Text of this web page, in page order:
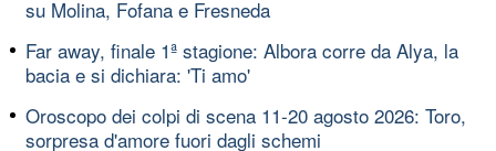
su Molina, Fofana e Fresneda
Far away, finale 1ª stagione: Albora corre da Alya, la
bacia e si dichiara: 'Ti amo'
Oroscopo dei colpi di scena 11-20 agosto 2026: Toro,
sorpresa d'amore fuori dagli schemi